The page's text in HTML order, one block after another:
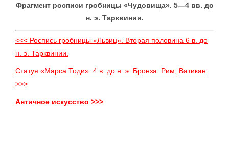
Фрагмент росписи гробницы «Чудовища». 5—4 вв. до
н. э. Тарквинии.
<<< Роспись гробницы «Львиц». Вторая половина 6 в. до
н. э. Тарквинии.
Статуя «Марса Тоди». 4 в. до н. э. Бронза. Рим, Ватикан.
>>>
Античное искусство >>>